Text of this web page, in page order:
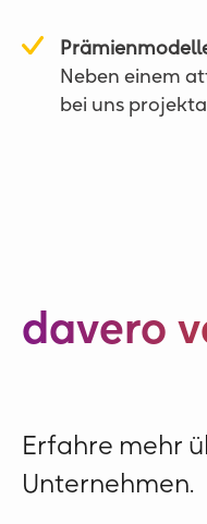
Neben einem
bei uns
davero
Erfahre mehr
Unternehmen.